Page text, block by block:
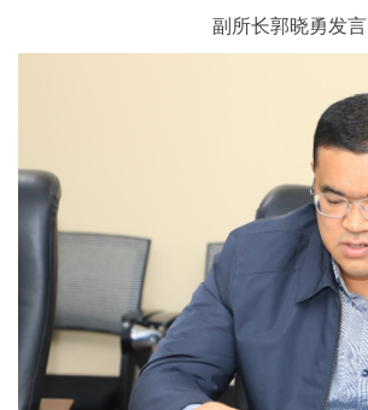
副所长郭晓勇发言